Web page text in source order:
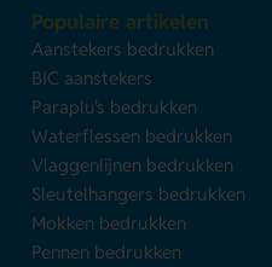
Populaire artikelen
Aanstekers bedrukken
BIC aanstekers
Paraplu's bedrukken
Waterflessen bedrukken
Vlaggenlijnen bedrukken
Sleutelhangers bedrukken
Mokken bedrukken
Pennen bedrukken